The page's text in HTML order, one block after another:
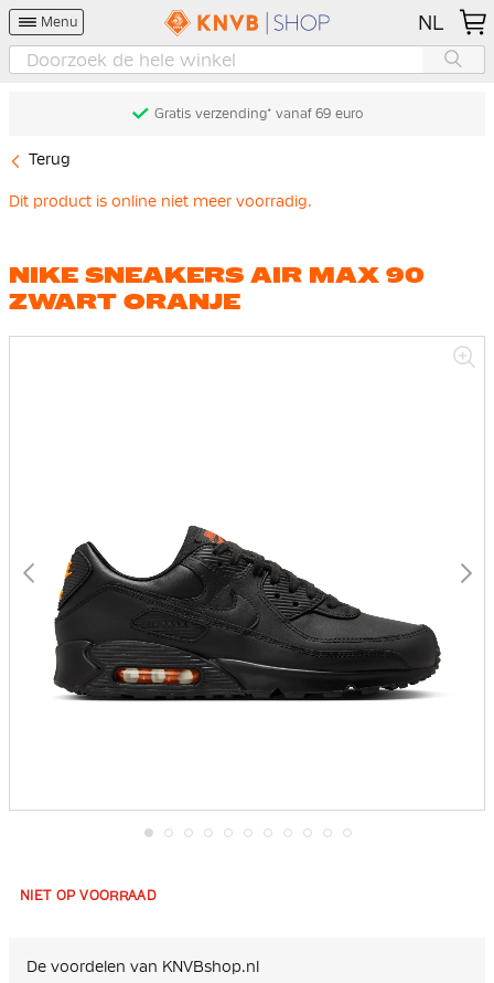
Menu NL
Gratis verzending* vanaf 69 euro
Terug
Dit product is online niet meer voorradig.
NIKE SNEAKERS AIR MAX 90
ZWART ORANJE
het
afbeeldingen-
gallerij
NIET OP VOORRAAD
De voordelen van KNVBshop.nl